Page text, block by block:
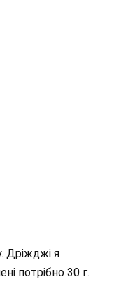
Дріжджі я
потрібно 30 г.